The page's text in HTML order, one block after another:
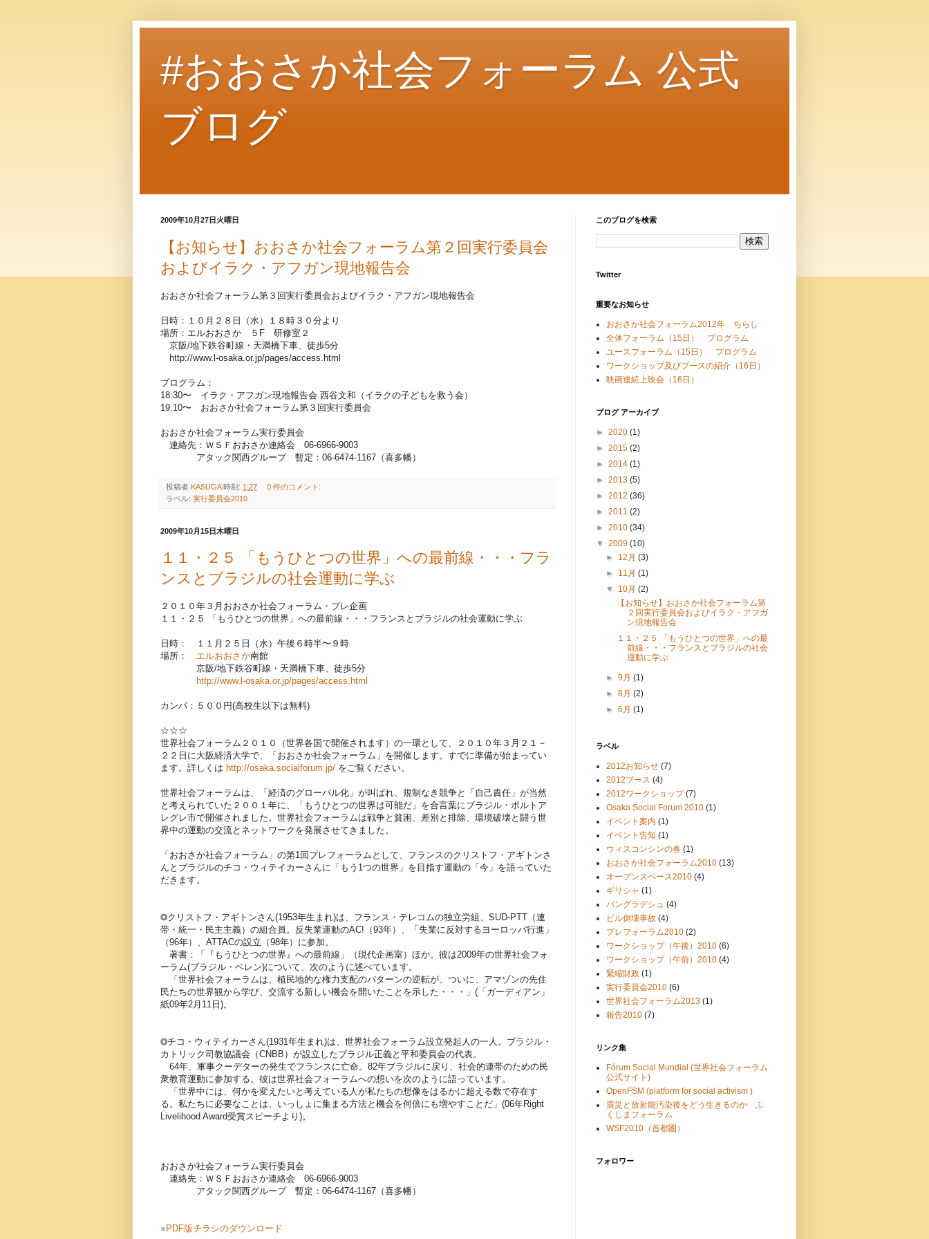
#おおさか社会フォーラム 公式
ブログ
2009年10月27日火曜日
【お知らせ】おおさか社会フォーラム第２回実行委員会
およびイラク・アフガン現地報告会
おおさか社会フォーラム第３回実行委員会およびイラク・アフガン現地報告会
日時：１０月２８日（水）１８時３０分より
場所：エルおおさか ５F 研修室２
京阪/地下鉄谷町線・天満橋下車、徒歩5分
http://www.l-osaka.or.jp/pages/access.html
プログラム：
18:30〜 イラク・アフガン現地報告会 西谷文和（イラクの子どもを救う会）
19:10〜 おおさか社会フォーラム第３回実行委員会
おおさか社会フォーラム実行委員会
連絡先：ＷＳＦおおさか連絡会 06-6966-9003
アタック関西グループ 暫定：06-6474-1167（喜多幡）
投稿者 KASUGA 時刻: 1:27
0 件のコメント:
ラベル: 実行委員会2010
2009年10月15日木曜日
１１・２５ 「もうひとつの世界」への最前線・・・フラ
ンスとブラジルの社会運動に学ぶ
２０１０年３月おおさか社会フォーラム・プレ企画
１１・２５ 「もうひとつの世界」への最前線・・・フランスとブラジルの社会運動に学ぶ
日時： １１月２５日（水）午後６時半〜９時
場所： エルおおさか南館
京阪/地下鉄谷町線・天満橋下車、徒歩5分
http://www.l-osaka.or.jp/pages/access.html
カンパ：５００円(高校生以下は無料)
☆☆☆
世界社会フォーラム２０１０（世界各国で開催されます）の一環として、２０１０年３月２１－
２２日に大阪経済大学で、「おおさか社会フォーラム」を開催します。すでに準備が始まってい
ます。詳しくは http://osaka.socialforum.jp/ をご覧ください。
世界社会フォーラムは、「経済のグローバル化」が叫ばれ、規制なき競争と「自己責任」が当然
と考えられていた２００１年に、「もうひとつの世界は可能だ」を合言葉にブラジル・ポルトア
レグレ市で開催されました。世界社会フォーラムは戦争と貧困、差別と排除、環境破壊と闘う世
界中の運動の交流とネットワークを発展させてきました。
「おおさか社会フォーラム」の第1回プレフォーラムとして、フランスのクリストフ・アギトンさ
んとブラジルのチコ・ウィテイカーさんに「もう1つの世界」を目指す運動の「今」を語っていた
だきます。
◎クリストフ・アギトンさん(1953年生まれ)は、フランス・テレコムの独立労組、SUD-PTT（連
帯・統一・民主主義）の組合員。反失業運動のAC!（93年）、「失業に反対するヨーロッパ行進」
（96年）、ATTACの設立（98年）に参加。
著書：「『もうひとつの世界』への最前線」（現代企画室）ほか。彼は2009年の世界社会フォ
ーラム(ブラジル・ベレン)について、次のように述べています。
「世界社会フォーラムは、植民地的な権力支配のパターンの逆転が、ついに、アマゾンの先住
民たちの世界観から学び、交流する新しい機会を開いたことを示した・・・」(「ガーディアン」
紙09年2月11日)。
◎チコ・ウィテイカーさん(1931年生まれ)は、世界社会フォーラム設立発起人の一人。ブラジル・
カトリック司教協議会（CNBB）が設立したブラジル正義と平和委員会の代表。
64年、軍事クーデターの発生でフランスに亡命。82年ブラジルに戻り、社会的連帯のための民
衆教育運動に参加する。彼は世界社会フォーラムへの想いを次のように語っています。
「世界中には、何かを変えたいと考えている人が私たちの想像をはるかに超える数で存在す
る。私たちに必要なことは、いっしょに集まる方法と機会を何倍にも増やすことだ」(06年Right
Livelihood Award受賞スピーチより)。
おおさか社会フォーラム実行委員会
連絡先：ＷＳＦおおさか連絡会 06-6966-9003
アタック関西グループ 暫定：06-6474-1167（喜多幡）
※ PDF版チラシのダウンロード
このブログを検索
Twitter
重要なお知らせ
おおさか社会フォーラム2012年 ちらし
全体フォーラム（15日） プログラム
ユースフォーラム（15日） プログラム
ワークショップ及びブースの紹介（16日）
映画連続上映会（16日）
ブログ アーカイブ
► 2020 (1)
► 2015 (2)
► 2014 (1)
► 2013 (5)
► 2012 (36)
► 2011 (2)
► 2010 (34)
▼ 2009 (10)
► 12月(3)
► 11月(1)
▼ 10月(2)
【お知らせ】おおさか社会フォーラム第
２回実行委員会およびイラク・アフガ
ン現地報告会
１１・２５ 「もうひとつの世界」への最
前線・・・フランスとブラジルの社会
運動に学ぶ
►9月(1)
►8月(2)
►6月(1)
ラベル
2012お知らせ (7)
2012ブース (4)
2012ワークショップ (7)
Osaka Social Forum 2010 (1)
イベント案内 (1)
イベント告知 (1)
ウィスコンシンの春 (1)
おおさか社会フォーラム2010 (13)
オープンスペース2010 (4)
ギリシャ (1)
バングラデシュ (4)
ビル倒壊事故 (4)
プレフォーラム2010 (2)
ワークショップ（午後）2010 (6)
ワークショップ（午前）2010 (4)
緊縮財政 (1)
実行委員会2010 (6)
世界社会フォーラム2013 (1)
報告2010 (7)
リンク集
Fórum Social Mundial (世界社会フォーラム
公式サイト)
OpenFSM (platform for social activism )
震災と放射能汚染後をどう生きるのか ふ
くしまフォーラム
WSF2010（首都圏）
フォロワー